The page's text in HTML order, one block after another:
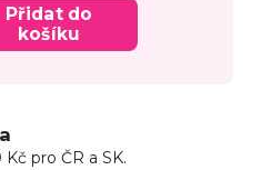
Přidat do
košíku
pro ČR a SK.